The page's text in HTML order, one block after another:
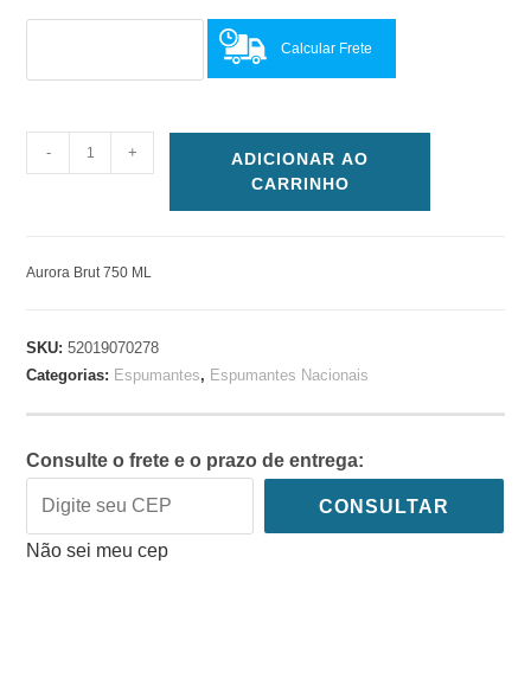
Calcular Frete
- +
ADICIONAR AO
CARRINHO
Aurora Brut 750 ML
SKU:52019070278
Categorias: Espumantes, Espumantes Nacionais
Consulte o frete e o prazo de entrega:
CONSULTAR
Não sei meu cep